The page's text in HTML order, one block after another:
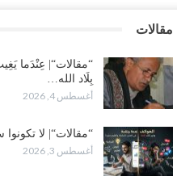
أبرز مساعدي الحجوري..!
بعد أيام من الاستعراضات..
صالح.. هل بدأت معركة كسر
1, 2026
مقالات
“مقالات“| عِنْدَما
بِلَاد الله…
أغسطس 4, 2026
“مقالات“| لا
أغسطس 3, 2026